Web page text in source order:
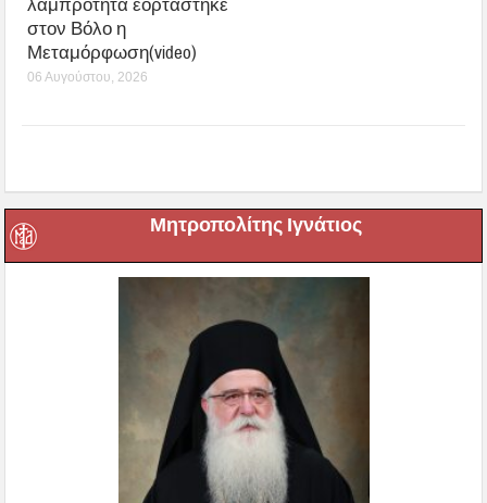
λαμπρότητα εορτάστηκε
στον Βόλο η
Μεταμόρφωση(video)
06 Αυγούστου, 2026
Μητροπολίτης Ιγνάτιος